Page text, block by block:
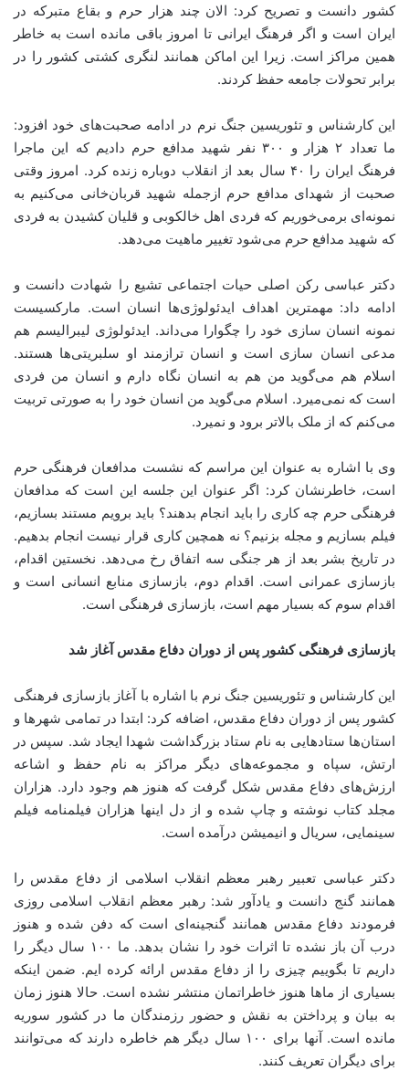
کشور دانست و تصریح کرد: الان چند هزار حرم و بقاع متبرکه در
ایران است و اگر فرهنگ ایرانی تا امروز باقی مانده است به خاطر
همین مراکز است. زیرا این اماکن همانند لنگری کشتی کشور را در
برابر تحولات جامعه حفظ کردند.
این کارشناس و تئوریسین جنگ نرم در ادامه صحبت‌های خود افزود:
ما تعداد ۲ هزار و ۳۰۰ نفر شهید مدافع حرم دادیم که این ماجرا
فرهنگ ایران را ۴۰ سال بعد از انقلاب دوباره زنده کرد. امروز وقتی
صحبت از شهدای مدافع حرم ازجمله شهید قربان‌خانی می‌کنیم به
نمونه‌ای برمی‌خوریم که فردی اهل خالکوبی و قلیان کشیدن به فردی
که شهید مدافع حرم می‌شود تغییر ماهیت می‌دهد.
دکتر عباسی رکن اصلی حیات اجتماعی تشیع را شهادت دانست و
ادامه داد: مهمترین اهداف ایدئولوژی‌ها انسان است. مارکسیست
نمونه انسان سازی خود را چگوارا می‌داند. ایدئولوژی لیبرالیسم هم
مدعی انسان سازی است و انسان ترازمند او سلبریتی‌ها هستند.
اسلام هم می‌گوید من هم به انسان نگاه دارم و انسان من فردی
است که نمی‌میرد. اسلام می‌گوید من انسان خود را به صورتی تربیت
می‌کنم که از ملک بالاتر برود و نمیرد.
وی با اشاره به عنوان این مراسم که نشست مدافعان فرهنگی حرم
است، خاطرنشان کرد: اگر عنوان این جلسه این است که مدافعان
فرهنگی حرم چه کاری را باید انجام بدهند؟ باید برویم مستند بسازیم،
فیلم بسازیم و مجله بزنیم؟ نه همچین کاری قرار نیست انجام بدهیم.
در تاریخ بشر بعد از هر جنگی سه اتفاق رخ می‌دهد. نخستین اقدام،
بازسازی عمرانی است. اقدام دوم، بازسازی منابع انسانی است و
اقدام سوم که بسیار مهم است، بازسازی فرهنگی است.
بازسازی فرهنگی کشور پس از دوران دفاع مقدس آغاز شد
این کارشناس و تئوریسین جنگ نرم با اشاره با آغاز بازسازی فرهنگی
کشور پس از دوران دفاع مقدس، اضافه کرد: ابتدا در تمامی شهرها و
استان‌ها ستادهایی به نام ستاد بزرگداشت شهدا ایجاد شد. سپس در
ارتش، سپاه و مجموعه‌های دیگر مراکز به نام حفظ و اشاعه
ارزش‌های دفاع مقدس شکل گرفت که هنوز هم وجود دارد. هزاران
مجلد کتاب نوشته و چاپ شده و از دل اینها هزاران فیلمنامه فیلم
سینمایی، سریال و انیمیشن درآمده است.
دکتر عباسی تعبیر رهبر معظم انقلاب اسلامی از دفاع مقدس را
همانند گنج دانست و یادآور شد: رهبر معظم انقلاب اسلامی روزی
فرمودند دفاع مقدس همانند گنجینه‌ای است که دفن شده و هنوز
درب آن باز نشده تا اثرات خود را نشان بدهد. ما ۱۰۰ سال دیگر را
داریم تا بگوییم چیزی را از دفاع مقدس ارائه کرده ایم. ضمن اینکه
بسیاری از ماها هنوز خاطراتمان منتشر نشده است. حالا هنوز زمان
به بیان و پرداختن به نقش و حضور رزمندگان ما در کشور سوریه
مانده است. آنها برای ۱۰۰ سال دیگر هم خاطره دارند که می‌توانند
برای دیگران تعریف کنند.